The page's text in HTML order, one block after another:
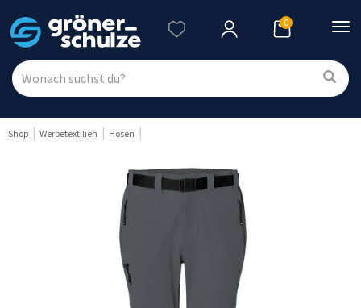
0
Shop Werbetextilien Hosen